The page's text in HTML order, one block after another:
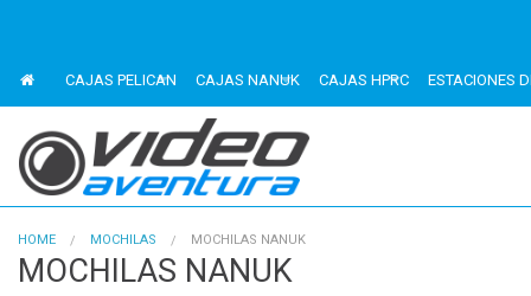
CAJAS PELICAN CAJAS NANUK CAJAS HPRC ESTACIONES
HOME MOCHILAS MOCHILAS NANUK
MOCHILAS NANUK